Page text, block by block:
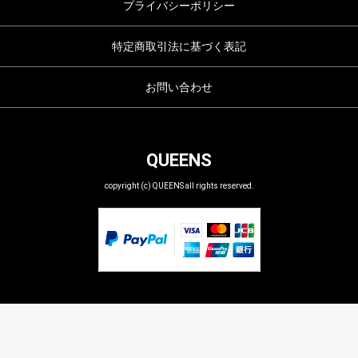
プライバシーポリシー
特定商取引法に基づく表記
お問い合わせ
QUEENS
copyright (c) QUEENS all rights reserved.